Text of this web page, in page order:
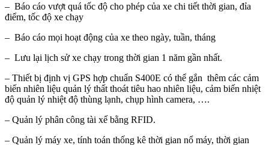
– Báo cáo vượt quá tốc độ cho phép của xe chi tiết thời gian, đỉa
điểm, tốc độ xe chạy
– Báo cáo mọi hoạt động của xe theo ngày, tuần, tháng
– Lưu lại lịch sử xe chạy trong thời gian 1 năm gần nhất.
– Thiết bị định vị GPS hợp chuẩn S400E có thể gắn thêm các cảm
biến nhiên liệu quản lý thất thoát tiêu hao nhiên liệu, cảm biến nhiệt
độ quản lý nhiệt độ thùng lạnh, chụp hình camera, ….
– Quản lý phân công tài xế bằng RFID.
– Quản lý máy xe, tính toán thống kê thời gian nổ máy, thời gian